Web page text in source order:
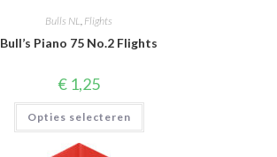
Bulls NL Flights
Bull’s Piano 75 No.2 Flights
€ 1,25
Opties selecteren
Dit
heeft